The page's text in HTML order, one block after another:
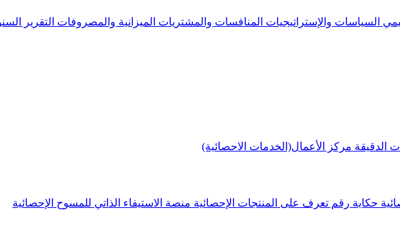
السياسات والإستراتيجيات المنافسات والمشتريات الميزانية والمصروفات التقرير
الدقيقة مركز الأعمال(الخدمات الاحصائية)
حكاية رقم تعرف على المنتجات الإحصائية منصة الاستيفاء الذاتي للمسوح الإحصائية